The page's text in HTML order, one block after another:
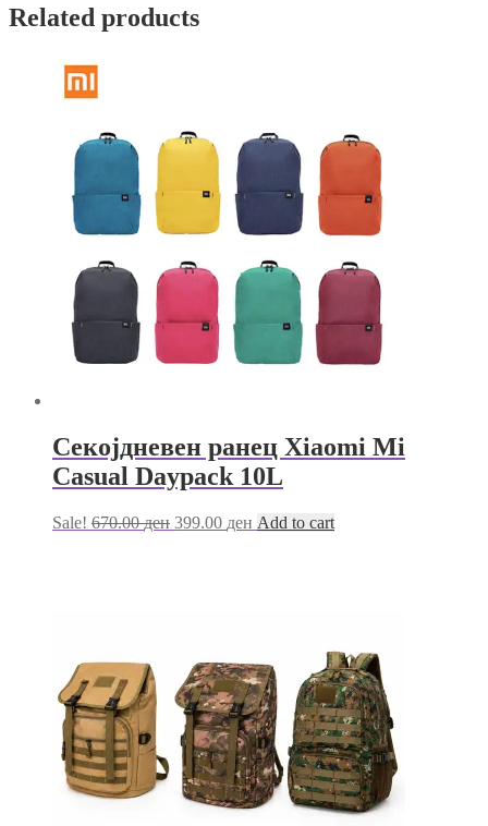
Related products
Секојдневен ранец Xiaomi Mi
Casual Daypack 10L
Sale! 670.00ден Original
399.00 ден Current
Add to cart